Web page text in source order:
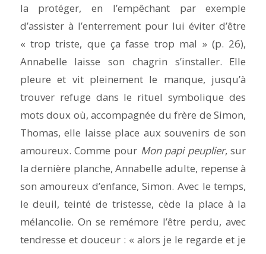
la protéger, en l’empêchant par exemple
d’assister à l’enterrement pour lui éviter d’être
« trop triste, que ça fasse trop mal » (p. 26),
Annabelle laisse son chagrin s’installer. Elle
pleure et vit pleinement le manque, jusqu’à
trouver refuge dans le rituel symbolique des
mots doux où, accompagnée du frère de Simon,
Thomas, elle laisse place aux souvenirs de son
amoureux. Comme pour Mon papi peuplier, sur
la dernière planche, Annabelle adulte, repense à
son amoureux d’enfance, Simon. Avec le temps,
le deuil, teinté de tristesse, cède la place à la
mélancolie. On se remémore l’être perdu, avec
tendresse et douceur : « alors je le regarde et je